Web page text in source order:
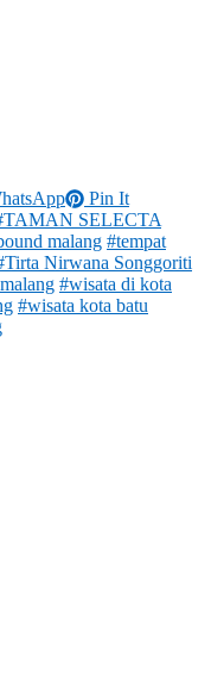
Pin It
SELECTA
malang #tempat
Nirwana Songgoriti
#wisata di kota
#wisata kota batu